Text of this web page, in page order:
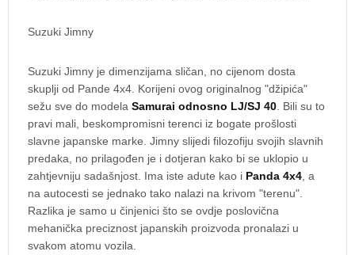
Suzuki Jimny
Suzuki Jimny je dimenzijama sličan, no cijenom dosta
skuplji od Pande 4x4. Korijeni ovog originalnog "džipića"
sežu sve do modela Samurai odnosno LJ/SJ 40. Bili su to
pravi mali, beskompromisni terenci iz bogate prošlosti
slavne japanske marke. Jimny slijedi filozofiju svojih slavnih
predaka, no prilagođen je i dotjeran kako bi se uklopio u
zahtjevniju sadašnjost. Ima iste adute kao i Panda 4x4, a
na autocesti se jednako tako nalazi na krivom "terenu".
Razlika je samo u činjenici što se ovdje poslovična
mehanička preciznost japanskih proizvoda pronalazi u
svakom atomu vozila.